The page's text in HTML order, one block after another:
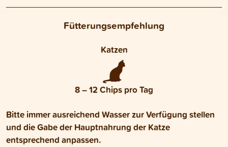
Fütterungsempfehlung
Katzen
8 – 12 Chips pro Tag
Bitte immer ausreichend Wasser zur Verfügung stellen
und die Gabe der Hauptnahrung der Katze
entsprechend anpassen.